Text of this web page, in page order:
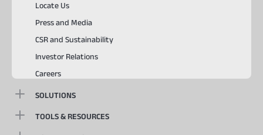
Locate Us
Press and Media
CSR and Sustainability
Investor Relations
Careers
SOLUTIONS
TOOLS & RESOURCES